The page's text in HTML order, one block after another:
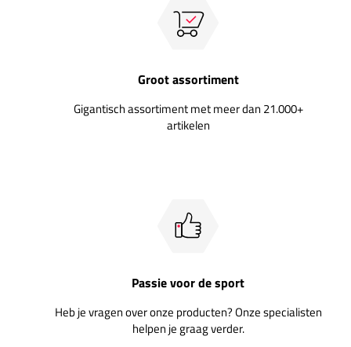
Groot assortiment
Gigantisch assortiment met meer dan 21.000+
artikelen
Passie voor de sport
Heb je vragen over onze producten? Onze specialisten
helpen je graag verder.